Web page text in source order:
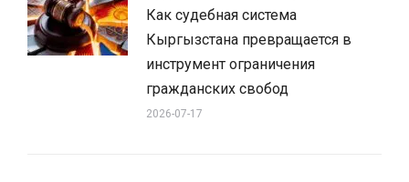
Как судебная система
Кыргызстана превращается в
инструмент ограничения
гражданских свобод
2026-07-17